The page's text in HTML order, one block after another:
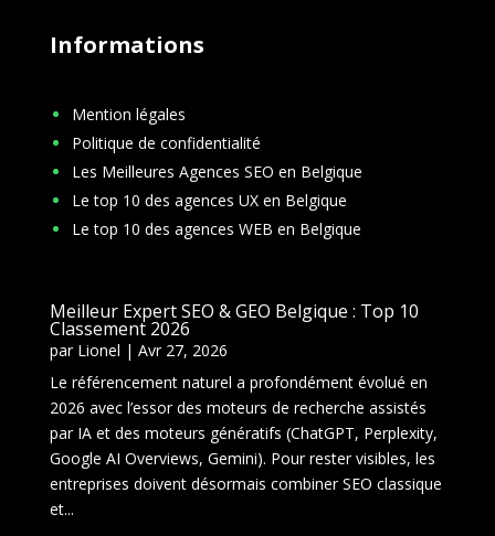
Informations
Mention légales
Politique de confidentialité
Les Meilleures Agences SEO en Belgique
Le top 10 des agences UX en Belgique
Le top 10 des agences WEB en Belgique
Meilleur Expert SEO & GEO Belgique : Top 10
Classement 2026
par Lionel | Avr 27, 2026
Le référencement naturel a profondément évolué en
2026 avec l’essor des moteurs de recherche assistés
par IA et des moteurs génératifs (ChatGPT, Perplexity,
Google AI Overviews, Gemini). Pour rester visibles, les
entreprises doivent désormais combiner SEO classique
et...